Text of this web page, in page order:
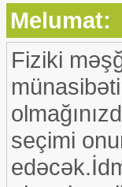
Melumat:
Fiziki
seçimi